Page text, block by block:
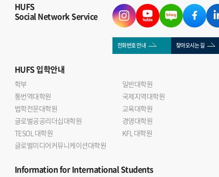
HUFS
Social Network Service
전화번호 안내 찾아오시는 길
HUFS입학안내
학부
일반대학원
통번역대학원
국제지역대학원
법학전문대학원
교육대학원
글로벌공공리더십대학원
경영대학원
TESOL 대학원
KFL 대학원
글로벌미디어커뮤니케이션대학원
Informationfor International Students